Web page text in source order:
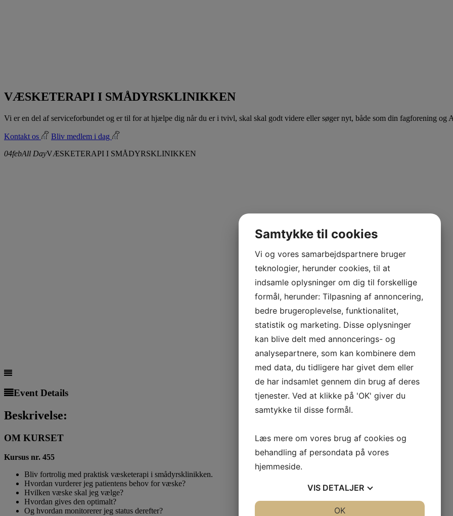
VÆSKETERAPI I SMÅDYRSKLINIKKEN
Vi er en del af serviceforbundet og er til for at hjælpe dig når du er i tvivl, skal skal godt videre eller søger nyt, både som din fagforening og
Kontakt os
Bliv medlem i dag
04febAll DayVÆSKETERAPI I SMÅDYRSKLINIKKEN
Event Details
Beskrivelse:
OM KURSET
Kursus nr. 455
Bliv fortrolig med praktisk væsketerapi i smådyrsklinikken.
Hvordan vurderer jeg patientens behov for væske?
Hvilken væske skal jeg vælge?
Hvordan gives den optimalt?
Og hvordan monitorerer jeg status derefter?
Samtykke til cookies
Vi og vores samarbejdspartnere bruger
teknologier, herunder cookies, til at
indsamle oplysninger om dig til forskellige
formål, herunder: Tilpasning af annoncering,
bedre brugeroplevelse, funktionalitet,
statistik og marketing. Disse oplysninger
kan blive delt med annoncerings- og
analysepartnere, som kan kombinere dem
med data, du tidligere har givet dem eller
de har indsamlet gennem din brug af deres
tjenester. Ved at klikke på 'OK' giver du
samtykke til disse formål.
Læs mere om vores brug af cookies og
behandling af persondata på vores
hjemmeside.
VIS DETALJER
OK